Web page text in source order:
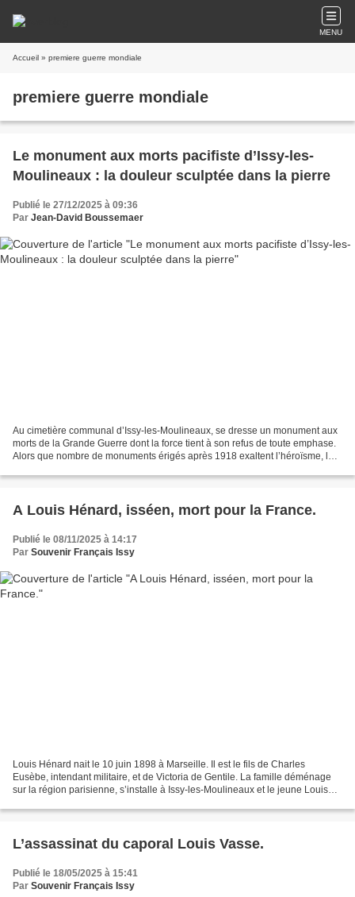
MENU
Accueil » premiere guerre mondiale
premiere guerre mondiale
Le monument aux morts pacifiste d’Issy-les-
Moulineaux : la douleur sculptée dans la pierre
Publié le 27/12/2025 à 09:36
Par Jean-David Boussemaer
Au cimetière communal d’Issy-les-Moulineaux, se dresse un monument aux
morts de la Grande Guerre dont la force tient à son refus de toute emphase.
Alors que nombre de monuments érigés après 1918 exaltent l’héroïsme, la
A Louis Hénard, isséen, mort pour la France.
Publié le 08/11/2025 à 14:17
Par Souvenir Français Issy
Louis Hénard nait le 10 juin 1898 à Marseille. Il est le fils de Charles
Eusèbe, intendant militaire, et de Victoria de Gentile. La famille déménage
sur la région parisienne, s’installe à Issy-les-Moulineaux et le jeune Louis
L’assassinat du caporal Louis Vasse.
Publié le 18/05/2025 à 15:41
Par Souvenir Français Issy